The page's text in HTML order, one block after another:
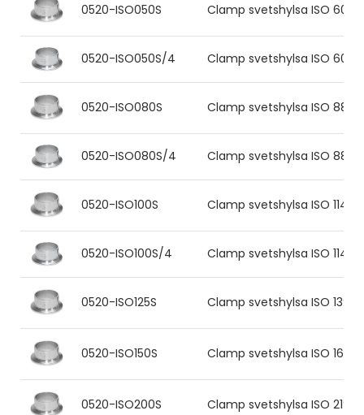
0520-ISO050S Clamp svetshylsa ISO
0520-ISO050S/4 Clamp svetshylsa ISO
0520-ISO080S Clamp svetshylsa ISO
0520-ISO080S/4 Clamp svetshylsa ISO
0520-ISO100S Clamp svetshylsa ISO
0520-ISO100S/4 Clamp svetshylsa ISO
0520-ISO125S Clamp svetshylsa ISO
0520-ISO150S Clamp svetshylsa ISO
0520-ISO200S Clamp svetshylsa ISO